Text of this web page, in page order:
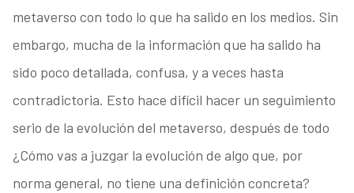
metaverso con todo lo que ha salido en los medios. Sin
embargo, mucha de la información que ha salido ha
sido poco detallada, confusa, y a veces hasta
contradictoria. Esto hace difícil hacer un seguimiento
serio de la evolución del metaverso, después de todo
¿Cómo vas a juzgar la evolución de algo que, por
norma general, no tiene una definición concreta?